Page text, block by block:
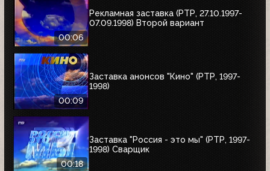
00:06
Рекламная заставка (РТР, 27.10.1997-
07.09.1998) Второй вариант
00:09
Заставка анонсов "Кино" (РТР, 1997-
1998)
00:18
Заставка "Россия - это мы" (РТР, 1997-
1998) Сварщик